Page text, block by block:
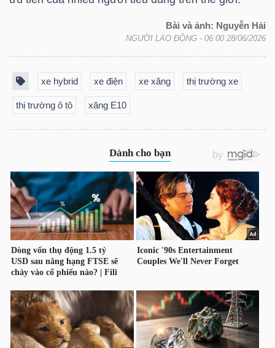
Bài và ảnh: Nguyễn Hải
NGƯỜI LAO ĐỘNG - 06:00 28/06/2026
xe hybrid xe điện xe xăng thị trường xe
thị trường ô tô xăng E10
TRUYỀN
THÔNG
TIỆN
ÍCH
BẤT
ĐỘNG
SẢN